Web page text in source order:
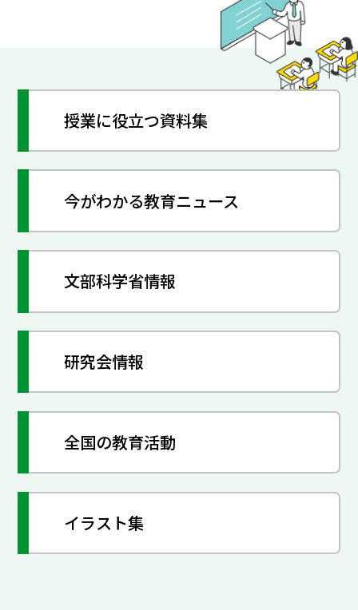
授業に役立つ資料集
今がわかる教育ニュース
文部科学省情報
研究会情報
全国の教育活動
イラスト集